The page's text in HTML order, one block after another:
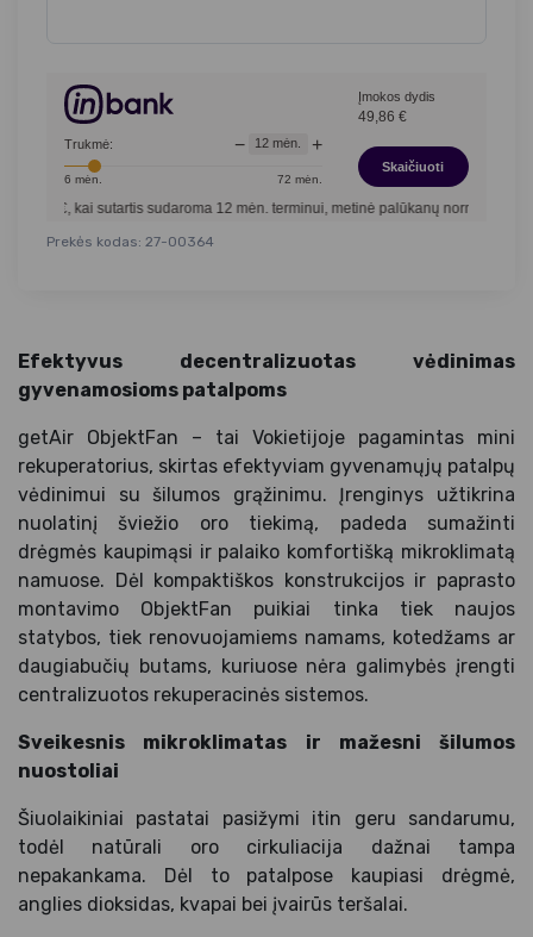
Trukmė: − 12 mėn. +
6 mėn. 72 mėn.
Įmokos dydis
49,86 €
Skaičiuoti
kai sutartis sudaroma12mėn. terminui, metinė palūkanų norma – 13,90
Prekės kodas: 27-00364
Efektyvus decentralizuotas vėdinimas
gyvenamosioms patalpoms
getAir ObjektFan – tai Vokietijoje pagamintas mini
rekuperatorius, skirtas efektyviam gyvenamųjų patalpų
vėdinimui su šilumos grąžinimu. Įrenginys užtikrina
nuolatinį šviežio oro tiekimą, padeda sumažinti
drėgmės kaupimąsi ir palaiko komfortišką mikroklimatą
namuose. Dėl kompaktiškos konstrukcijos ir paprasto
montavimo ObjektFan puikiai tinka tiek naujos
statybos, tiek renovuojamiems namams, kotedžams ar
daugiabučių butams, kuriuose nėra galimybės įrengti
centralizuotos rekuperacinės sistemos.
Sveikesnis mikroklimatas ir mažesni šilumos
nuostoliai
Šiuolaikiniai pastatai pasižymi itin geru sandarumu,
todėl natūrali oro cirkuliacija dažnai tampa
nepakankama. Dėl to patalpose kaupiasi drėgmė,
anglies dioksidas, kvapai bei įvairūs teršalai.